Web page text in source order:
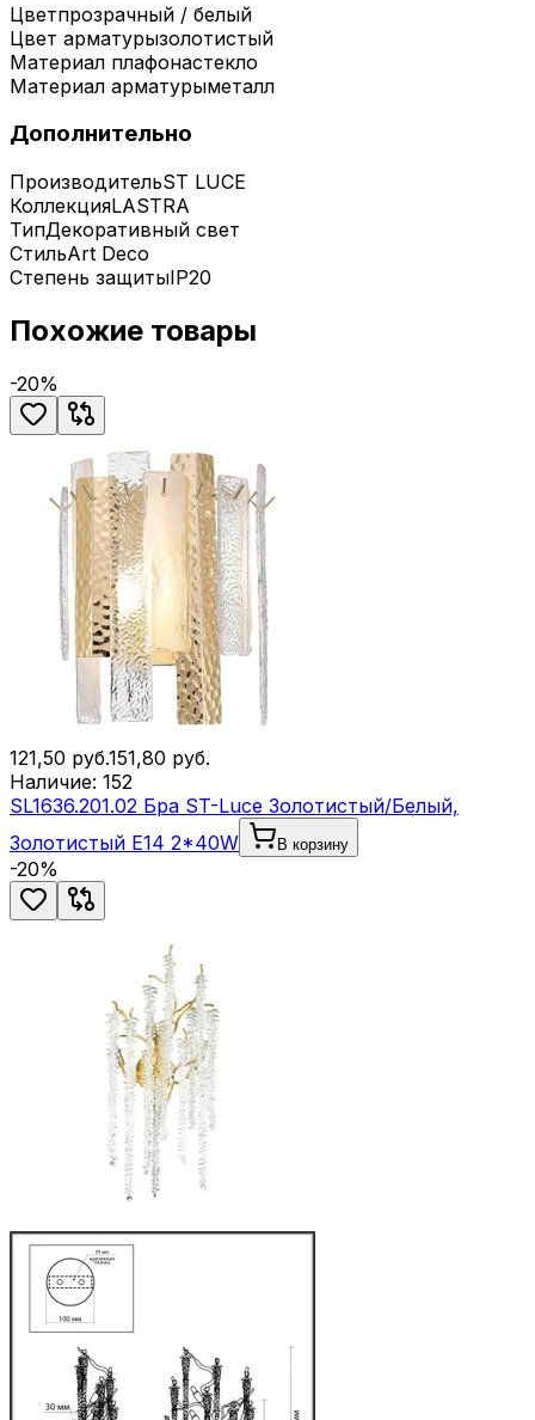
Цветпрозрачный / белый
Цвет арматурызолотистый
Материал плафонастекло
Материал арматурыметалл
Дополнительно
ПроизводительST LUCE
КоллекцияLASTRA
ТипДекоративный свет
СтильArt Deco
Степень защитыIP20
Похожие товары
-20%
121,50 руб.151,80 руб.
Наличие: 152
SL1636.201.02 Бра ST-Luce Золотистый/Белый,
Золотистый E14 2*40W
В корзину
-20%